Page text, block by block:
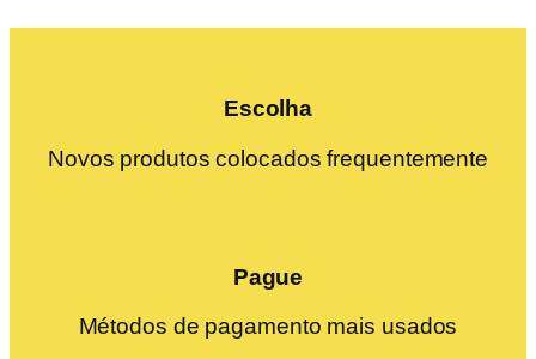
Escolha
Novos produtos colocados frequentemente
Pague
Métodos de pagamento mais usados